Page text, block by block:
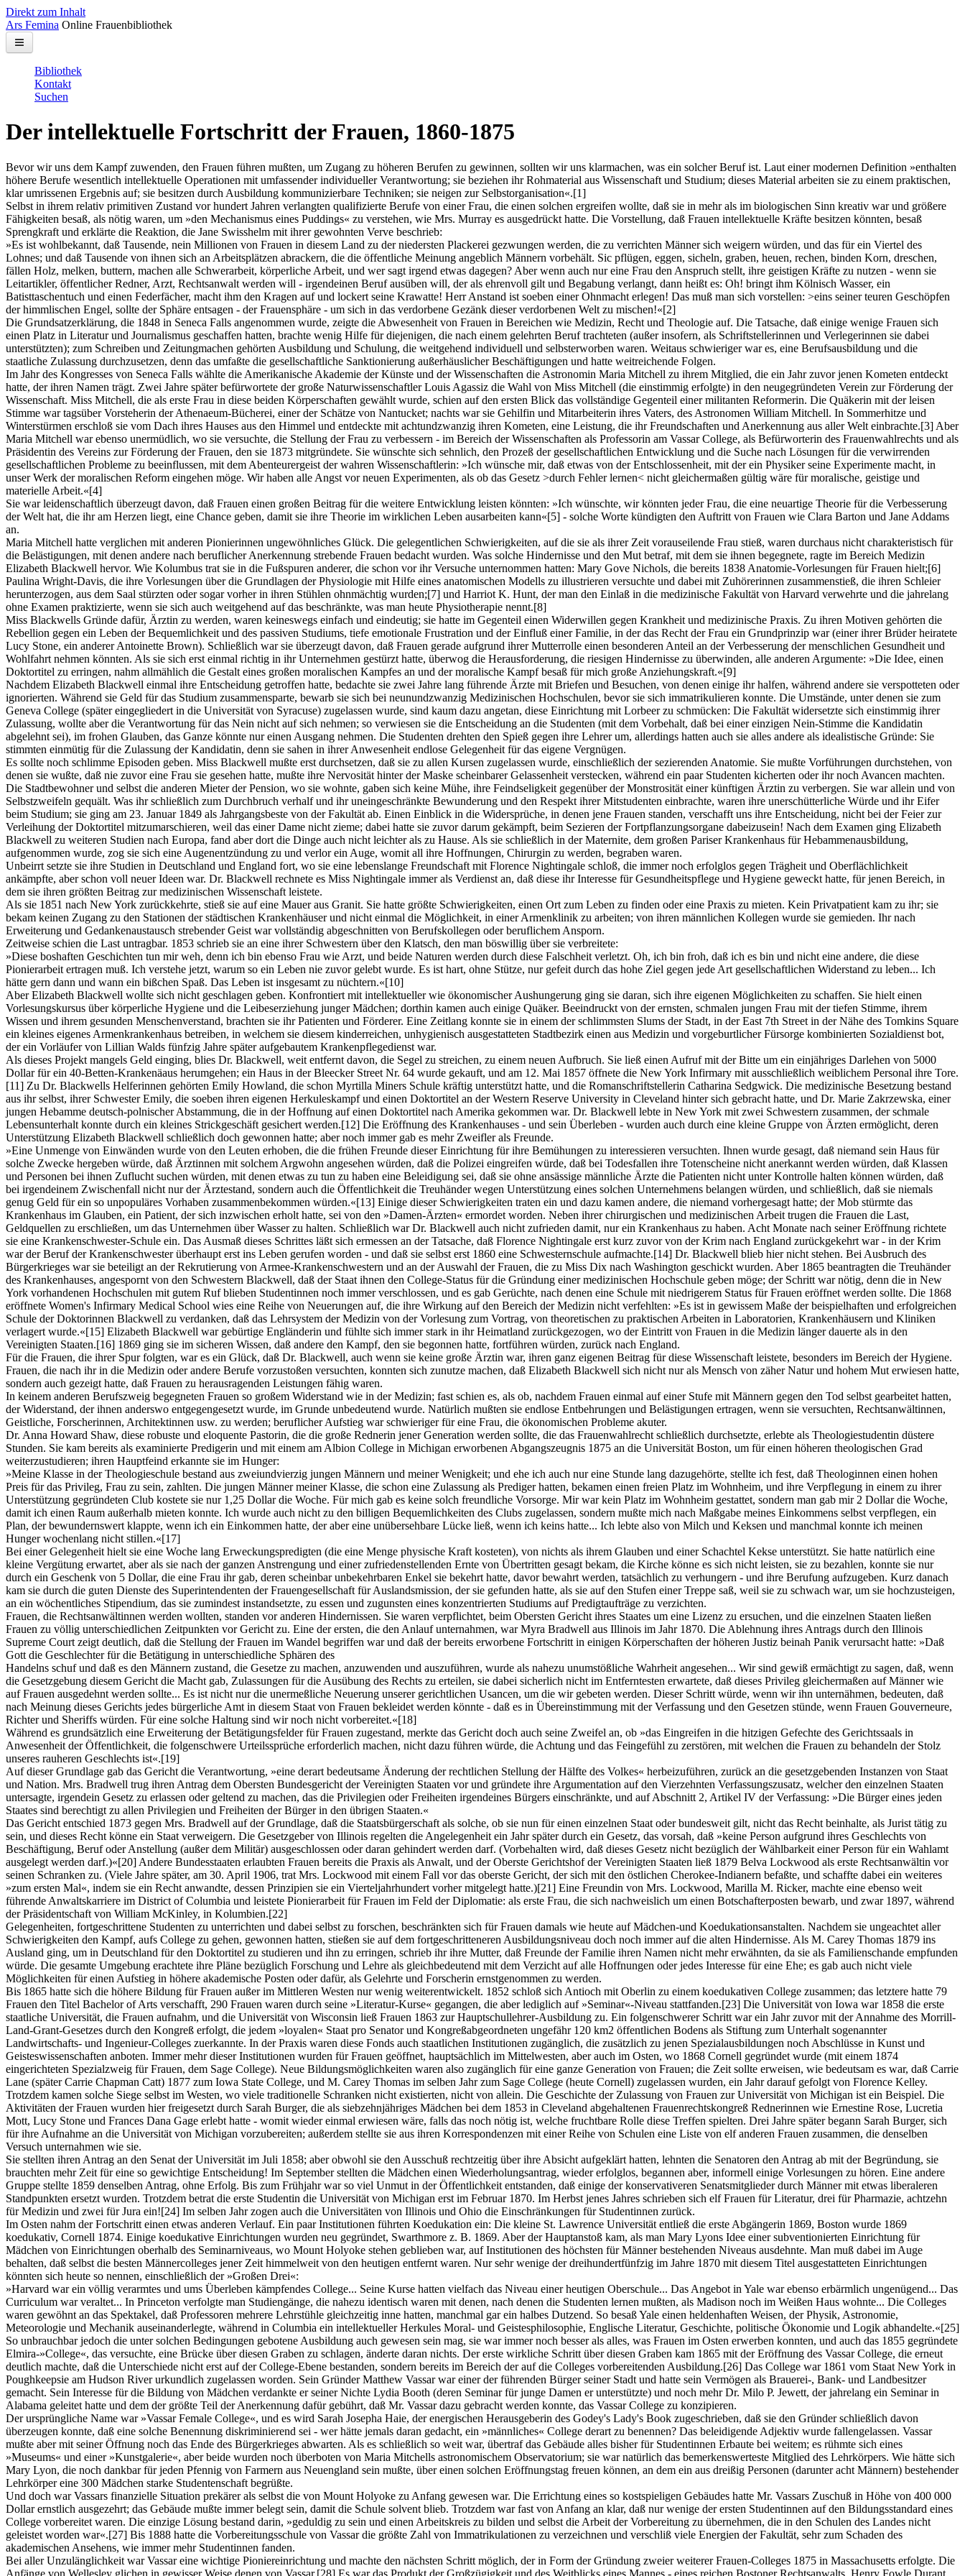
Direkt zum Inhalt
Ars Femina Online Frauenbibliothek
Bibliothek
Kontakt
Suchen
Der intellektuelle Fortschritt der Frauen, 1860-1875
Bevor wir uns dem Kampf zuwenden, den Frauen führen mußten, um Zugang zu höheren Berufen zu gewinnen, sollten wir uns klarmachen, was ein solcher Beruf ist. Laut einer modernen Definition »enthalten
höhere Berufe wesentlich intellektuelle Operationen mit umfassender individueller Verantwortung; sie beziehen ihr Rohmaterial aus Wissenschaft und Studium; dieses Material arbeiten sie zu einem praktischen,
klar umrissenen Ergebnis auf; sie besitzen durch Ausbildung kommunizierbare Techniken; sie neigen zur Selbstorganisation«.[1]
Selbst in ihrem relativ primitiven Zustand vor hundert Jahren verlangten qualifizierte Berufe von einer Frau, die einen solchen ergreifen wollte, daß sie in mehr als im biologischen Sinn kreativ war und größere
Fähigkeiten besaß, als nötig waren, um »den Mechanismus eines Puddings« zu verstehen, wie Mrs. Murray es ausgedrückt hatte. Die Vorstellung, daß Frauen intellektuelle Kräfte besitzen könnten, besaß
Sprengkraft und erklärte die Reaktion, die Jane Swisshelm mit ihrer gewohnten Verve beschrieb:
»Es ist wohlbekannt, daß Tausende, nein Millionen von Frauen in diesem Land zu der niedersten Plackerei gezwungen werden, die zu verrichten Männer sich weigern würden, und das für ein Viertel des
Lohnes; und daß Tausende von ihnen sich an Arbeitsplätzen abrackern, die die öffentliche Meinung angeblich Männern vorbehält. Sic pflügen, eggen, sicheln, graben, heuen, rechen, binden Korn, dreschen,
fällen Holz, melken, buttern, machen alle Schwerarbeit, körperliche Arbeit, und wer sagt irgend etwas dagegen? Aber wenn auch nur eine Frau den Anspruch stellt, ihre geistigen Kräfte zu nutzen - wenn sie
Leitartikler, öffentlicher Redner, Arzt, Rechtsanwalt werden will - irgendeinen Beruf ausüben will, der als ehrenvoll gilt und Begabung verlangt, dann heißt es: Oh! bringt ihm Kölnisch Wasser, ein
Batisttaschentuch und einen Federfächer, macht ihm den Kragen auf und lockert seine Krawatte! Herr Anstand ist soeben einer Ohnmacht erlegen! Das muß man sich vorstellen: >eins seiner teuren Geschöpfen
der himmlischen Engel, sollte der Sphäre entsagen - der Frauensphäre - um sich in das verdorbene Gezänk dieser verdorbenen Welt zu mischen!«[2]
Die Grundsatzerklärung, die 1848 in Seneca Falls angenommen wurde, zeigte die Abwesenheit von Frauen in Bereichen wie Medizin, Recht und Theologie auf. Die Tatsache, daß einige wenige Frauen sich
einen Platz in Literatur und Journalismus geschaffen hatten, brachte wenig Hilfe für diejenigen, die nach einem gelehrten Beruf trachteten (außer insofern, als Schriftstellerinnen und Verlegerinnen sie dabei
unterstützten); zum Schreiben und Zeitungmachen gehörten Ausbildung und Schulung, die weitgehend individuell und selbsterworben waren. Weitaus schwieriger war es, eine Berufsausbildung und die
staatliche Zulassung durchzusetzen, denn das umfaßte die gesellschaftliche Sanktionierung außerhäuslicher Beschäftigungen und hatte weitreichende Folgen.
Im Jahr des Kongresses von Seneca Falls wählte die Amerikanische Akademie der Künste und der Wissenschaften die Astronomin Maria Mitchell zu ihrem Mitglied, die ein Jahr zuvor jenen Kometen entdeckt
hatte, der ihren Namen trägt. Zwei Jahre später befürwortete der große Naturwissenschaftler Louis Agassiz die Wahl von Miss Mitchell (die einstimmig erfolgte) in den neugegründeten Verein zur Förderung der
Wissenschaft. Miss Mitchell, die als erste Frau in diese beiden Körperschaften gewählt wurde, schien auf den ersten Blick das vollständige Gegenteil einer militanten Reformerin. Die Quäkerin mit der leisen
Stimme war tagsüber Vorsteherin der Athenaeum-Bücherei, einer der Schätze von Nantucket; nachts war sie Gehilfin und Mitarbeiterin ihres Vaters, des Astronomen William Mitchell. In Sommerhitze und
Winterstürmen erschloß sie vom Dach ihres Hauses aus den Himmel und entdeckte mit achtundzwanzig ihren Kometen, eine Leistung, die ihr Freundschaften und Anerkennung aus aller Welt einbrachte.[3] Aber
Maria Mitchell war ebenso unermüdlich, wo sie versuchte, die Stellung der Frau zu verbessern - im Bereich der Wissenschaften als Professorin am Vassar College, als Befürworterin des Frauenwahlrechts und als
Präsidentin des Vereins zur Förderung der Frauen, den sie 1873 mitgründete. Sie wünschte sich sehnlich, den Prozeß der gesellschaftlichen Entwicklung und die Suche nach Lösungen für die verwirrenden
gesellschaftlichen Probleme zu beeinflussen, mit dem Abenteurergeist der wahren Wissenschaftlerin: »Ich wünsche mir, daß etwas von der Entschlossenheit, mit der ein Physiker seine Experimente macht, in
unser Werk der moralischen Reform eingehen möge. Wir haben alle Angst vor neuen Experimenten, als ob das Gesetz >durch Fehler lernen< nicht gleichermaßen gültig wäre für moralische, geistige und
materielle Arbeit.«[4]
Sie war leidenschaftlich überzeugt davon, daß Frauen einen großen Beitrag für die weitere Entwicklung leisten könnten: »Ich wünschte, wir könnten jeder Frau, die eine neuartige Theorie für die Verbesserung
der Welt hat, die ihr am Herzen liegt, eine Chance geben, damit sie ihre Theorie im wirklichen Leben ausarbeiten kann«[5] - solche Worte kündigten den Auftritt von Frauen wie Clara Barton und Jane Addams
an.
Maria Mitchell hatte verglichen mit anderen Pionierinnen ungewöhnliches Glück. Die gelegentlichen Schwierigkeiten, auf die sie als ihrer Zeit vorauseilende Frau stieß, waren durchaus nicht charakteristisch für
die Belästigungen, mit denen andere nach beruflicher Anerkennung strebende Frauen bedacht wurden. Was solche Hindernisse und den Mut betraf, mit dem sie ihnen begegnete, ragte im Bereich Medizin
Elizabeth Blackwell hervor. Wie Kolumbus trat sie in die Fußspuren anderer, die schon vor ihr Versuche unternommen hatten: Mary Gove Nichols, die bereits 1838 Anatomie-Vorlesungen für Frauen hielt;[6]
Paulina Wright-Davis, die ihre Vorlesungen über die Grundlagen der Physiologie mit Hilfe eines anatomischen Modells zu illustrieren versuchte und dabei mit Zuhörerinnen zusammenstieß, die ihren Schleier
herunterzogen, aus dem Saal stürzten oder sogar vorher in ihren Stühlen ohnmächtig wurden;[7] und Harriot K. Hunt, der man den Einlaß in die medizinische Fakultät von Harvard verwehrte und die jahrelang
ohne Examen praktizierte, wenn sie sich auch weitgehend auf das beschränkte, was man heute Physiotherapie nennt.[8]
Miss Blackwells Gründe dafür, Ärztin zu werden, waren keineswegs einfach und eindeutig; sie hatte im Gegenteil einen Widerwillen gegen Krankheit und medizinische Praxis. Zu ihren Motiven gehörten die
Rebellion gegen ein Leben der Bequemlichkeit und des passiven Studiums, tiefe emotionale Frustration und der Einfluß einer Familie, in der das Recht der Frau ein Grundprinzip war (einer ihrer Brüder heiratete
Lucy Stone, ein anderer Antoinette Brown). Schließlich war sie überzeugt davon, daß Frauen gerade aufgrund ihrer Mutterrolle einen besonderen Anteil an der Verbesserung der menschlichen Gesundheit und
Wohlfahrt nehmen könnten. Als sie sich erst einmal richtig in ihr Unternehmen gestürzt hatte, überwog die Herausforderung, die riesigen Hindernisse zu überwinden, alle anderen Argumente: »Die Idee, einen
Doktortitel zu erringen, nahm allmählich die Gestalt eines großen moralischen Kampfes an und der moralische Kampf besaß für mich große Anziehungskraft.«[9]
Nachdem Elizabeth Blackwell einmal ihre Entscheidung getroffen hatte, bedachte sie zwei Jahre lang führende Ärzte mit Briefen und Besuchen, von denen einige ihr halfen, während andere sie verspotteten oder
ignorierten. Während sie Geld für das Studium zusammensparte, bewarb sie sich bei neunundzwanzig Medizinischen Hochschulen, bevor sie sich immatrikulieren konnte. Die Umstände, unter denen sie zum
Geneva College (später eingegliedert in die Universität von Syracuse) zugelassen wurde, sind kaum dazu angetan, diese Einrichtung mit Lorbeer zu schmücken: Die Fakultät widersetzte sich einstimmig ihrer
Zulassung, wollte aber die Verantwortung für das Nein nicht auf sich nehmen; so verwiesen sie die Entscheidung an die Studenten (mit dem Vorbehalt, daß bei einer einzigen Nein-Stimme die Kandidatin
abgelehnt sei), im frohen Glauben, das Ganze könnte nur einen Ausgang nehmen. Die Studenten drehten den Spieß gegen ihre Lehrer um, allerdings hatten auch sie alles andere als idealistische Gründe: Sie
stimmten einmütig für die Zulassung der Kandidatin, denn sie sahen in ihrer Anwesenheit endlose Gelegenheit für das eigene Vergnügen.
Es sollte noch schlimme Episoden geben. Miss Blackwell mußte erst durchsetzen, daß sie zu allen Kursen zugelassen wurde, einschließlich der sezierenden Anatomie. Sie mußte Vorführungen durchstehen, von
denen sie wußte, daß nie zuvor eine Frau sie gesehen hatte, mußte ihre Nervosität hinter der Maske scheinbarer Gelassenheit verstecken, während ein paar Studenten kicherten oder ihr noch Avancen machten.
Die Stadtbewohner und selbst die anderen Mieter der Pension, wo sie wohnte, gaben sich keine Mühe, ihre Feindseligkeit gegenüber der Monstrosität einer künftigen Ärztin zu verbergen. Sie war allein und von
Selbstzweifeln gequält. Was ihr schließlich zum Durchbruch verhalf und ihr uneingeschränkte Bewunderung und den Respekt ihrer Mitstudenten einbrachte, waren ihre unerschütterliche Würde und ihr Eifer
beim Studium; sie ging am 23. Januar 1849 als Jahrgangsbeste von der Fakultät ab. Einen Einblick in die Widersprüche, in denen jene Frauen standen, verschafft uns ihre Entscheidung, nicht bei der Feier zur
Verleihung der Doktortitel mitzumarschieren, weil das einer Dame nicht zieme; dabei hatte sie zuvor darum gekämpft, beim Sezieren der Fortpflanzungsorgane dabeizusein! Nach dem Examen ging Elizabeth
Blackwell zu weiteren Studien nach Europa, fand aber dort die Dinge auch nicht leichter als zu Hause. Als sie schließlich in der Maternite, dem großen Pariser Krankenhaus für Hebammenausbildung,
aufgenommen wurde, zog sie sich eine Augenentzündung zu und verlor ein Auge, womit all ihre Hoffnungen, Chirurgin zu werden, begraben waren.
Unbeirrt setzte sie ihre Studien in Deutschland und England fort, wo sie eine lebenslange Freundschaft mit Florence Nightingale schloß, die immer noch erfolglos gegen Trägheit und Oberflächlichkeit
ankämpfte, aber schon voll neuer Ideen war. Dr. Blackwell rechnete es Miss Nightingale immer als Verdienst an, daß diese ihr Interesse für Gesundheitspflege und Hygiene geweckt hatte, für jenen Bereich, in
dem sie ihren größten Beitrag zur medizinischen Wissenschaft leistete.
Als sie 1851 nach New York zurückkehrte, stieß sie auf eine Mauer aus Granit. Sie hatte größte Schwierigkeiten, einen Ort zum Leben zu finden oder eine Praxis zu mieten. Kein Privatpatient kam zu ihr; sie
bekam keinen Zugang zu den Stationen der städtischen Krankenhäuser und nicht einmal die Möglichkeit, in einer Armenklinik zu arbeiten; von ihren männlichen Kollegen wurde sie gemieden. Ihr nach
Erweiterung und Gedankenaustausch strebender Geist war vollständig abgeschnitten von Berufskollegen oder beruflichem Ansporn.
Zeitweise schien die Last untragbar. 1853 schrieb sie an eine ihrer Schwestern über den Klatsch, den man böswillig über sie verbreitete:
»Diese boshaften Geschichten tun mir weh, denn ich bin ebenso Frau wie Arzt, und beide Naturen werden durch diese Falschheit verletzt. Oh, ich bin froh, daß ich es bin und nicht eine andere, die diese
Pionierarbeit ertragen muß. Ich verstehe jetzt, warum so ein Leben nie zuvor gelebt wurde. Es ist hart, ohne Stütze, nur gefeit durch das hohe Ziel gegen jede Art gesellschaftlichen Widerstand zu leben... Ich
hätte gern dann und wann ein bißchen Spaß. Das Leben ist insgesamt zu nüchtern.«[10]
Aber Elizabeth Blackwell wollte sich nicht geschlagen geben. Konfrontiert mit intellektueller wie ökonomischer Aushungerung ging sie daran, sich ihre eigenen Möglichkeiten zu schaffen. Sie hielt einen
Vorlesungskursus über körperliche Hygiene und die Leibeserziehung junger Mädchen; dorthin kamen auch einige Quäker. Beeindruckt von der ernsten, schmalen jungen Frau mit der tiefen Stimme, ihrem
Wissen und ihrem gesunden Menschenverstand, brachten sie ihr Patienten und Förderer. Eine Zeitlang konnte sie in einem der schlimmsten Slums der Stadt, in der East 7th Street in der Nähe des Tomkins Square
ein kleines eigenes Armenkrankenhaus betreiben, in welchem sie diesem kinderreichen, unhygienisch ausgestatteten Stadtbezirk einen aus Medizin und vorgeburtlicher Fürsorge kombinierten Sozialdienst bot,
der ein Vorläufer von Lillian Walds fünfzig Jahre später aufgebautem Krankenpflegedienst war.
Als dieses Projekt mangels Geld einging, blies Dr. Blackwell, weit entfernt davon, die Segel zu streichen, zu einem neuen Aufbruch. Sie ließ einen Aufruf mit der Bitte um ein einjähriges Darlehen von 5000
Dollar für ein 40-Betten-Krankenäaus herumgehen; ein Haus in der Bleecker Street Nr. 64 wurde gekauft, und am 12. Mai 1857 öffnete die New York Infirmary mit ausschließlich weiblichem Personal ihre Tore.
[11] Zu Dr. Blackwells Helferinnen gehörten Emily Howland, die schon Myrtilla Miners Schule kräftig unterstützt hatte, und die Romanschriftstellerin Catharina Sedgwick. Die medizinische Besetzung bestand
aus ihr selbst, ihrer Schwester Emily, die soeben ihren eigenen Herkuleskampf und einen Doktortitel an der Western Reserve University in Cleveland hinter sich gebracht hatte, und Dr. Marie Zakrzewska, einer
jungen Hebamme deutsch-polnischer Abstammung, die in der Hoffnung auf einen Doktortitel nach Amerika gekommen war. Dr. Blackwell lebte in New York mit zwei Schwestern zusammen, der schmale
Lebensunterhalt konnte durch ein kleines Strickgeschäft gesichert werden.[12] Die Eröffnung des Krankenhauses - und sein Überleben - wurden auch durch eine kleine Gruppe von Ärzten ermöglicht, deren
Unterstützung Elizabeth Blackwell schließlich doch gewonnen hatte; aber noch immer gab es mehr Zweifler als Freunde.
»Eine Unmenge von Einwänden wurde von den Leuten erhoben, die die frühen Freunde dieser Einrichtung für ihre Bemühungen zu interessieren versuchten. Ihnen wurde gesagt, daß niemand sein Haus für
solche Zwecke hergeben würde, daß Ärztinnen mit solchem Argwohn angesehen würden, daß die Polizei eingreifen würde, daß bei Todesfallen ihre Totenscheine nicht anerkannt werden würden, daß Klassen
und Personen bei ihnen Zuflucht suchen würden, mit denen etwas zu tun zu haben eine Beleidigung sei, daß sie ohne ansässige männliche Ärzte die Patienten nicht unter Kontrolle halten können würden, daß
bei irgendeinem Zwischenfall nicht nur der Ärztestand, sondern auch die Öffentlichkeit die Treuhänder wegen Unterstützung eines solchen Unternehmens belangen würden, und schließlich, daß sie niemals
genug Geld für ein so unpopuläres Vorhaben zusammenbekommen würden.«[13] Einige dieser Schwierigkeiten traten ein und dazu kamen andere, die niemand vorhergesagt hatte; der Mob stürmte das
Krankenhaus im Glauben, ein Patient, der sich inzwischen erholt hatte, sei von den »Damen-Ärzten« ermordet worden. Neben ihrer chirurgischen und medizinischen Arbeit trugen die Frauen die Last,
Geldquellen zu erschließen, um das Unternehmen über Wasser zu halten. Schließlich war Dr. Blackwell auch nicht zufrieden damit, nur ein Krankenhaus zu haben. Acht Monate nach seiner Eröffnung richtete
sie eine Krankenschwester-Schule ein. Das Ausmaß dieses Schrittes läßt sich ermessen an der Tatsache, daß Florence Nightingale erst kurz zuvor von der Krim nach England zurückgekehrt war - in der Krim
war der Beruf der Krankenschwester überhaupt erst ins Leben gerufen worden - und daß sie selbst erst 1860 eine Schwesternschule aufmachte.[14] Dr. Blackwell blieb hier nicht stehen. Bei Ausbruch des
Bürgerkrieges war sie beteiligt an der Rekrutierung von Armee-Krankenschwestern und an der Auswahl der Frauen, die zu Miss Dix nach Washington geschickt wurden. Aber 1865 beantragten die Treuhänder
des Krankenhauses, angespornt von den Schwestern Blackwell, daß der Staat ihnen den College-Status für die Gründung einer medizinischen Hochschule geben möge; der Schritt war nötig, denn die in New
York vorhandenen Hochschulen mit gutem Ruf blieben Studentinnen noch immer verschlossen, und es gab Gerüchte, nach denen eine Schule mit niedrigerem Status für Frauen eröffnet werden sollte. Die 1868
eröffnete Women's Infirmary Medical School wies eine Reihe von Neuerungen auf, die ihre Wirkung auf den Bereich der Medizin nicht verfehlten: »Es ist in gewissem Maße der beispielhaften und erfolgreichen
Schule der Doktorinnen Blackwell zu verdanken, daß das Lehrsystem der Medizin von der Vorlesung zum Vortrag, von theoretischen zu praktischen Arbeiten in Laboratorien, Krankenhäusern und Kliniken
verlagert wurde.«[15] Elizabeth Blackwell war gebürtige Engländerin und fühlte sich immer stark in ihr Heimatland zurückgezogen, wo der Eintritt von Frauen in die Medizin länger dauerte als in den
Vereinigten Staaten.[16] 1869 ging sie im sicheren Wissen, daß andere den Kampf, den sie begonnen hatte, fortführen würden, zurück nach England.
Für die Frauen, die ihrer Spur folgten, war es ein Glück, daß Dr. Blackwell, auch wenn sie keine große Ärztin war, ihren ganz eigenen Beitrag für diese Wissenschaft leistete, besonders im Bereich der Hygiene.
Frauen, die nach ihr in die Medizin oder andere Berufe vorzustoßen versuchten, konnten sich zunutze machen, daß Elizabeth Blackwell sich nicht nur als Mensch von zäher Natur und hohem Mut erwiesen hatte,
sondern auch gezeigt hatte, daß Frauen zu herausragenden Leistungen fähig waren.
In keinem anderen Berufszweig begegneten Frauen so großem Widerstand wie in der Medizin; fast schien es, als ob, nachdem Frauen einmal auf einer Stufe mit Männern gegen den Tod selbst gearbeitet hatten,
der Widerstand, der ihnen anderswo entgegengesetzt wurde, im Grunde unbedeutend wurde. Natürlich mußten sie endlose Entbehrungen und Belästigungen ertragen, wenn sie versuchten, Rechtsanwältinnen,
Geistliche, Forscherinnen, Architektinnen usw. zu werden; beruflicher Aufstieg war schwieriger für eine Frau, die ökonomischen Probleme akuter.
Dr. Anna Howard Shaw, diese robuste und eloquente Pastorin, die die große Rednerin jener Generation werden sollte, die das Frauenwahlrecht schließlich durchsetzte, erlebte als Theologiestudentin düstere
Stunden. Sie kam bereits als examinierte Predigerin und mit einem am Albion College in Michigan erworbenen Abgangszeugnis 1875 an die Universität Boston, um für einen höheren theologischen Grad
weiterzustudieren; ihren Hauptfeind erkannte sie im Hunger:
»Meine Klasse in der Theologieschule bestand aus zweiundvierzig jungen Männern und meiner Wenigkeit; und ehe ich auch nur eine Stunde lang dazugehörte, stellte ich fest, daß Theologinnen einen hohen
Preis für das Privileg, Frau zu sein, zahlten. Die jungen Männer meiner Klasse, die schon eine Zulassung als Prediger hatten, bekamen einen freien Platz im Wohnheim, und ihre Verpflegung in einem zu ihrer
Unterstützung gegründeten Club kostete sie nur 1,25 Dollar die Woche. Für mich gab es keine solch freundliche Vorsorge. Mir war kein Platz im Wohnheim gestattet, sondern man gab mir 2 Dollar die Woche,
damit ich einen Raum außerhalb mieten konnte. Ich wurde auch nicht zu den billigen Bequemlichkeiten des Clubs zugelassen, sondern mußte mich nach Maßgabe meines Einkommens selbst verpflegen, ein
Plan, der bewundernswert klappte, wenn ich ein Einkommen hatte, der aber eine unübersehbare Lücke ließ, wenn ich keins hatte... Ich lebte also von Milch und Keksen und manchmal konnte ich meinen
Hunger wochenlang nicht stillen.«[17]
Bei einer Gelegenheit hielt sie eine Woche lang Erweckungspredigten (die eine Menge physische Kraft kosteten), von nichts als ihrem Glauben und einer Schachtel Kekse unterstützt. Sie hatte natürlich eine
kleine Vergütung erwartet, aber als sie nach der ganzen Anstrengung und einer zufriedenstellenden Ernte von Übertritten gesagt bekam, die Kirche könne es sich nicht leisten, sie zu bezahlen, konnte sie nur
durch ein Geschenk von 5 Dollar, die eine Frau ihr gab, deren scheinbar unbekehrbaren Enkel sie bekehrt hatte, davor bewahrt werden, tatsächlich zu verhungern - und ihre Berufung aufzugeben. Kurz danach
kam sie durch die guten Dienste des Superintendenten der Frauengesellschaft für Auslandsmission, der sie gefunden hatte, als sie auf den Stufen einer Treppe saß, weil sie zu schwach war, um sie hochzusteigen,
an ein wöchentliches Stipendium, das sie zumindest instandsetzte, zu essen und zugunsten eines konzentrierten Studiums auf Predigtaufträge zu verzichten.
Frauen, die Rechtsanwältinnen werden wollten, standen vor anderen Hindernissen. Sie waren verpflichtet, beim Obersten Gericht ihres Staates um eine Lizenz zu ersuchen, und die einzelnen Staaten ließen
Frauen zu völlig unterschiedlichen Zeitpunkten vor Gericht zu. Eine der ersten, die den Anlauf unternahmen, war Myra Bradwell aus Illinois im Jahr 1870. Die Ablehnung ihres Antrags durch den Illinois
Supreme Court zeigt deutlich, daß die Stellung der Frauen im Wandel begriffen war und daß der bereits erworbene Fortschritt in einigen Körperschaften der höheren Justiz beinah Panik verursacht hatte: »Daß
Gott die Geschlechter für die Betätigung in unterschiedliche Sphären des
Handelns schuf und daß es den Männern zustand, die Gesetze zu machen, anzuwenden und auszuführen, wurde als nahezu unumstößliche Wahrheit angesehen... Wir sind gewiß ermächtigt zu sagen, daß, wenn
die Gesetzgebung diesem Gericht die Macht gab, Zulassungen für die Ausübung des Rechts zu erteilen, sie dabei sicherlich nicht im Entferntesten erwartete, daß dieses Privileg gleichermaßen auf Männer wie
auf Frauen ausgedehnt werden sollte... Es ist nicht nur die unermeßliche Neuerung unserer gerichtlichen Usancen, um die wir gebeten werden. Dieser Schritt würde, wenn wir ihn unternähmen, bedeuten, daß
nach Meinung dieses Gerichts jedes bürgerliche Amt in diesem Staat von Frauen bekleidet werden könnte - daß es in Übereinstimmung mit der Verfassung und den Gesetzen stünde, wenn Frauen Gouverneure,
Richter und Sheriffs würden. Für eine solche Haltung sind wir noch nicht vorbereitet.«[18]
Während es grundsätzlich eine Erweiterung der Betätigungsfelder für Frauen zugestand, merkte das Gericht doch auch seine Zweifel an, ob »das Eingreifen in die hitzigen Gefechte des Gerichtssaals in
Anwesenheit der Öffentlichkeit, die folgenschwere Urteilssprüche erforderlich machen, nicht dazu führen würde, die Achtung und das Feingefühl zu zerstören, mit welchen die Frauen zu behandeln der Stolz
unseres rauheren Geschlechts ist«.[19]
Auf dieser Grundlage gab das Gericht die Verantwortung, »eine derart bedeutsame Änderung der rechtlichen Stellung der Hälfte des Volkes« herbeizuführen, zurück an die gesetzgebenden Instanzen von Staat
und Nation. Mrs. Bradwell trug ihren Antrag dem Obersten Bundesgericht der Vereinigten Staaten vor und gründete ihre Argumentation auf den Vierzehnten Verfassungszusatz, welcher den einzelnen Staaten
untersagte, irgendein Gesetz zu erlassen oder geltend zu machen, das die Privilegien oder Freiheiten irgendeines Bürgers einschränkte, und auf Abschnitt 2, Artikel IV der Verfassung: »Die Bürger eines jeden
Staates sind berechtigt zu allen Privilegien und Freiheiten der Bürger in den übrigen Staaten.«
Das Gericht entschied 1873 gegen Mrs. Bradwell auf der Grundlage, daß die Staatsbürgerschaft als solche, ob sie nun für einen einzelnen Staat oder bundesweit gilt, nicht das Recht beinhalte, als Jurist tätig zu
sein, und dieses Recht könne ein Staat verweigern. Die Gesetzgeber von Illinois regelten die Angelegenheit ein Jahr später durch ein Gesetz, das vorsah, daß »keine Person aufgrund ihres Geschlechts von
Beschäftigung, Beruf oder Anstellung (außer dem Militär) ausgeschlossen oder daran gehindert werden darf. (Vorbehalten wird, daß dieses Gesetz nicht bezüglich der Wählbarkeit einer Person für ein Wahlamt
ausgelegt werden darf.)«[20] Andere Bundesstaaten erlaubten Frauen bereits die Praxis als Anwalt, und der Oberste Gerichtshof der Vereinigten Staaten ließ 1879 Belva Lockwood als erste Rechtsanwältin vor
seinen Schranken zu. (Viele Jahre später, am 30. April 1906, trat Mrs. Lockwood mit einem Fall vor das oberste Gericht, der sich mit den östlichen Cherokee-Indianern befaßte, und schaffte dabei ein weiteres
»zum ersten Mal«, indem sie ein Recht anwandte, dessen Prinzipien sie ein Vierteljahrhundert vorher mitgelegt hatte.)[21] Eine Freundin von Mrs. Lockwood, Marilla M. Ricker, machte eine ebenso weit
führende Anwaltskarriere im District of Columbia und leistete Pionierarbeit für Frauen im Feld der Diplomatie: als erste Frau, die sich nachweislich um einen Botschafterposten bewarb, und zwar 1897, während
der Präsidentschaft von William McKinley, in Kolumbien.[22]
Gelegenheiten, fortgeschrittene Studenten zu unterrichten und dabei selbst zu forschen, beschränkten sich für Frauen damals wie heute auf Mädchen-und Koedukationsanstalten. Nachdem sie ungeachtet aller
Schwierigkeiten den Kampf, aufs College zu gehen, gewonnen hatten, stießen sie auf dem fortgeschritteneren Ausbildungsniveau doch noch immer auf die alten Hindernisse. Als M. Carey Thomas 1879 ins
Ausland ging, um in Deutschland für den Doktortitel zu studieren und ihn zu erringen, schrieb ihr ihre Mutter, daß Freunde der Familie ihren Namen nicht mehr erwähnten, da sie als Familienschande empfunden
würde. Die gesamte Umgebung erachtete ihre Pläne bezüglich Forschung und Lehre als gleichbedeutend mit dem Verzicht auf alle Hoffnungen oder jedes Interesse für eine Ehe; es gab auch nicht viele
Möglichkeiten für einen Aufstieg in höhere akademische Posten oder dafür, als Gelehrte und Forscherin ernstgenommen zu werden.
Bis 1865 hatte sich die höhere Bildung für Frauen außer im Mittleren Westen nur wenig weiterentwickelt. 1852 schloß sich Antioch mit Oberlin zu einem koedukativen College zusammen; das letztere hatte 79
Frauen den Titel Bachelor of Arts verschafft, 290 Frauen waren durch seine »Literatur-Kurse« gegangen, die aber lediglich auf »Seminar«-Niveau stattfanden.[23] Die Universität von Iowa war 1858 die erste
staatliche Universität, die Frauen aufnahm, und die Universität von Wisconsin ließ Frauen 1863 zur Hauptschullehrer-Ausbildung zu. Ein folgenschwerer Schritt war ein Jahr zuvor mit der Annahme des Morrill-
Land-Grant-Gesetzes durch den Kongreß erfolgt, die jedem »loyalen« Staat pro Senator und Kongreßabgeordneten ungefähr 120 km2 öffentlichen Bodens als Stiftung zum Unterhalt sogenannter
Landwirtschafts- und Ingenieur-Colleges zuerkannte. In der Praxis waren diese Fonds auch staatlichen Institutionen zugänglich, die zusätzlich zu jenen Spezialausbildungen noch Abschlüsse in Kunst und
Geisteswissenschaften anboten. Immer mehr dieser Institutionen wurden für Frauen geöffnet, hauptsächlich im Mittelwesten, aber auch im Osten, wo 1868 Cornell gegründet wurde (mit einem 1874
eingerichteten Spezialzweig für Frauen, dem Sage College). Neue Bildungsmöglichkeiten waren also zugänglich für eine ganze Generation von Frauen; die Zeit sollte erweisen, wie bedeutsam es war, daß Carrie
Lane (später Carrie Chapman Catt) 1877 zum Iowa State College, und M. Carey Thomas im selben Jahr zum Sage College (heute Cornell) zugelassen wurden, ein Jahr darauf gefolgt von Florence Kelley.
Trotzdem kamen solche Siege selbst im Westen, wo viele traditionelle Schranken nicht existierten, nicht von allein. Die Geschichte der Zulassung von Frauen zur Universität von Michigan ist ein Beispiel. Die
Aktivitäten der Frauen wurden hier freigesetzt durch Sarah Burger, die als siebzehnjähriges Mädchen bei dem 1853 in Cleveland abgehaltenen Frauenrechtskongreß Rednerinnen wie Ernestine Rose, Lucretia
Mott, Lucy Stone und Frances Dana Gage erlebt hatte - womit wieder einmal erwiesen wäre, falls das noch nötig ist, welche fruchtbare Rolle diese Treffen spielten. Drei Jahre später begann Sarah Burger, sich
für ihre Aufnahme an die Universität von Michigan vorzubereiten; außerdem stellte sie aus ihren Korrespondenzen mit einer Reihe von Schulen eine Liste von elf anderen Frauen zusammen, die denselben
Versuch unternahmen wie sie.
Sie stellten ihren Antrag an den Senat der Universität im Juli 1858; aber obwohl sie den Ausschuß rechtzeitig über ihre Absicht aufgeklärt hatten, lehnten die Senatoren den Antrag ab mit der Begründung, sie
brauchten mehr Zeit für eine so gewichtige Entscheidung! Im September stellten die Mädchen einen Wiederholungsantrag, wieder erfolglos, begannen aber, informell einige Vorlesungen zu hören. Eine andere
Gruppe stellte 1859 denselben Antrag, ohne Erfolg. Bis zum Frühjahr war so viel Unmut in der Öffentlichkeit entstanden, daß einige der konservativeren Senatsmitglieder durch Männer mit etwas liberaleren
Standpunkten ersetzt wurden. Trotzdem betrat die erste Studentin die Universität von Michigan erst im Februar 1870. Im Herbst jenes Jahres schrieben sich elf Frauen für Literatur, drei für Pharmazie, achtzehn
für Medizin und zwei für Jura ein![24] Im selben Jahr zogen auch die Universitäten von Illinois und Ohio die Einschränkungen für Studentinnen zurück.
Im Osten nahm der Fortschritt einen etwas anderen Verlauf. Ein paar Institutionen führten Koedukation ein: Die kleine St. Lawrence Universität entließ die erste Abgängerin 1869, Boston wurde 1869
koedukativ, Cornell 1874. Einige koedukative Einrichtungen wurden neu gegründet, Swarthmore z. B. 1869. Aber der Hauptanstoß kam, als man Mary Lyons Idee einer subventionierten Einrichtung für
Mädchen von Einrichtungen oberhalb des Seminarniveaus, wo Mount Holyoke stehen geblieben war, auf Institutionen des höchsten für Männer bestehenden Niveaus ausdehnte. Man muß dabei im Auge
behalten, daß selbst die besten Männercolleges jener Zeit himmelweit von den heutigen entfernt waren. Nur sehr wenige der dreihundertfünfzig im Jahre 1870 mit diesem Titel ausgestatteten Einrichtungen
könnten sich heute so nennen, einschließlich der »Großen Drei«:
»Harvard war ein völlig verarmtes und ums Überleben kämpfendes College... Seine Kurse hatten vielfach das Niveau einer heutigen Oberschule... Das Angebot in Yale war ebenso erbärmlich ungenügend... Das
Curriculum war veraltet... In Princeton verfolgte man Studiengänge, die nahezu identisch waren mit denen, nach denen die Studenten lernen mußten, als Madison noch im Weißen Haus wohnte... Die Colleges
waren gewöhnt an das Spektakel, daß Professoren mehrere Lehrstühle gleichzeitig inne hatten, manchmal gar ein halbes Dutzend. So besaß Yale einen heldenhaften Weisen, der Physik, Astronomie,
Meteorologie und Mechanik auseinanderlegte, während in Columbia ein intellektueller Herkules Moral- und Geistesphilosophie, Englische Literatur, Geschichte, politische Ökonomie und Logik abhandelte.«[25]
So unbrauchbar jedoch die unter solchen Bedingungen gebotene Ausbildung auch gewesen sein mag, sie war immer noch besser als alles, was Frauen im Osten erwerben konnten, und auch das 1855 gegründete
Elmira-»College«, das versuchte, eine Brücke über diesen Graben zu schlagen, änderte daran nichts. Der erste wirkliche Schritt über diesen Graben kam 1865 mit der Eröffnung des Vassar College, die erneut
deutlich machte, daß die Unterschiede nicht erst auf der College-Ebene bestanden, sondern bereits im Bereich der auf die Colleges vorbereitenden Ausbildung.[26] Das College war 1861 vom Staat New York in
Poughkeepsie am Hudson River urkundlich zugelassen worden. Sein Gründer Matthew Vassar war einer der führenden Bürger seiner Stadt und hatte sein Vermögen als Brauerei-, Bank- und Landbesitzer
gemacht. Sein Interesse für die Bildung von Mädchen verdankte er seiner Nichte Lydia Booth (deren Seminar für junge Damen er unterstützte) und noch mehr Dr. Milo P. Jewett, der jahrelang ein Seminar in
Alabama geleitet hatte und dem der größte Teil der Anerkennung dafür gebührt, daß Mr. Vassar dazu gebracht werden konnte, das Vassar College zu konzipieren.
Der ursprüngliche Name war »Vassar Female College«, und es wird Sarah Josepha Haie, der energischen Herausgeberin des Godey's Lady's Book zugeschrieben, daß sie den Gründer schließlich davon
überzeugen konnte, daß eine solche Benennung diskriminierend sei - wer hätte jemals daran gedacht, ein »männliches« College derart zu benennen? Das beleidigende Adjektiv wurde fallengelassen. Vassar
mußte aber mit seiner Öffnung noch das Ende des Bürgerkrieges abwarten. Als es schließlich so weit war, übertraf das Gebäude alles bisher für Studentinnen Erbaute bei weitem; es rühmte sich eines
»Museums« und einer »Kunstgalerie«, aber beide wurden noch überboten von Maria Mitchells astronomischem Observatorium; sie war natürlich das bemerkenswerteste Mitglied des Lehrkörpers. Wie hätte sich
Mary Lyon, die noch dankbar für jeden Pfennig von Farmern aus Neuengland sein mußte, über einen solchen Eröffnungstag freuen können, an dem ein aus dreißig Personen (darunter acht Männern) bestehender
Lehrkörper eine 300 Mädchen starke Studentenschaft begrüßte.
Und doch war Vassars finanzielle Situation prekärer als selbst die von Mount Holyoke zu Anfang gewesen war. Die Errichtung eines so kostspieligen Gebäudes hatte Mr. Vassars Zuschuß in Höhe von 400 000
Dollar ernstlich ausgezehrt; das Gebäude mußte immer belegt sein, damit die Schule solvent blieb. Trotzdem war fast von Anfang an klar, daß nur wenige der ersten Studentinnen auf den Bildungsstandard eines
College vorbereitet waren. Die einzige Lösung bestand darin, »geduldig zu sein und einen Arbeitskreis zu bilden und selbst die Arbeit der Vorbereitung zu übernehmen, die in den Schulen des Landes nicht
geleistet worden war«.[27] Bis 1888 hatte die Vorbereitungsschule von Vassar die größte Zahl von Immatrikulationen zu verzeichnen und verschliß viele Energien der Fakultät, sehr zum Schaden des
akademischen Ansehens, wie immer mehr Studentinnen fanden.
Bei aller Unzulänglichkeit war Vassar eine wichtige Pioniereinrichtung und machte den nächsten Schritt möglich, der in Form der Gründung zweier weiterer Frauen-Colleges 1875 in Massachusetts erfolgte. Die
Anfänge von Wellesley glichen in gewisser Weise denen von Vassar.[28] Es war das Produkt der Großzügigkeit und des Weitblicks eines Mannes - eines reichen Bostoner Rechtsanwalts, Henry Fowle Durant,